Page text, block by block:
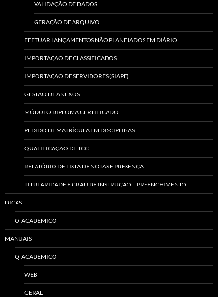
VALIDAÇÃO DE DADOS
GERAÇÃO DE ARQUIVO
EFETUAR LANÇAMENTOS NÃO PLANEJADOS EM DIÁRIO
IMPORTAÇÃO DE CLASSIFICADOS
IMPORTAÇÃO DE SERVIDORES (SIAPE)
GESTÃO DE ANEXOS
MÓDULO DIPLOMA CERTIFICADO
PEDIDO DE MATRÍCULA EM DISCIPLINAS
QUALIFICAÇÃO DE TCC
RELATÓRIO DE LISTA DE NOTAS E PRESENÇA
TITULARIDADE E GRAU DE INSTRUÇÃO – PREENCHIMENTO
DICAS
Q-ACADÊMICO
MANUAIS
Q-ACADÊMICO
WEB
GERAL